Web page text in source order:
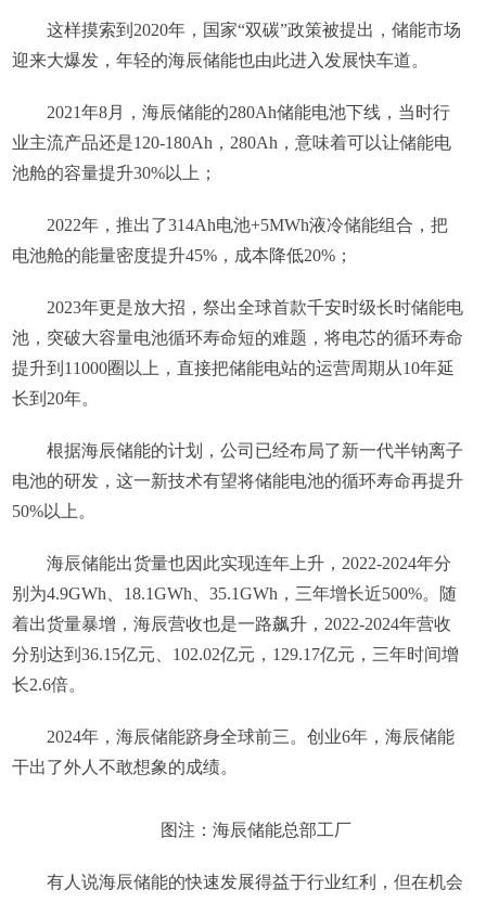
这样摸索到2020年，国家“双碳”政策被提出，储能市场
迎来大爆发，年轻的海辰储能也由此进入发展快车道。
2021年8月，海辰储能的280Ah储能电池下线，当时行
业主流产品还是120-180Ah，280Ah，意味着可以让储能电
池舱的容量提升30%以上；
2022年，推出了314Ah电池+5MWh液冷储能组合，把
电池舱的能量密度提升45%，成本降低20%；
2023年更是放大招，祭出全球首款千安时级长时储能电
池，突破大容量电池循环寿命短的难题，将电芯的循环寿命
提升到11000圈以上，直接把储能电站的运营周期从10年延
长到20年。
根据海辰储能的计划，公司已经布局了新一代半钠离子
电池的研发，这一新技术有望将储能电池的循环寿命再提升
50%以上。
海辰储能出货量也因此实现连年上升，2022-2024年分
别为4.9GWh、18.1GWh、35.1GWh，三年增长近500%。随
着出货量暴增，海辰营收也是一路飙升，2022-2024年营收
分别达到36.15亿元、102.02亿元，129.17亿元，三年时间增
长2.6倍。
2024年，海辰储能跻身全球前三。创业6年，海辰储能
干出了外人不敢想象的成绩。
图注：海辰储能总部工厂
有人说海辰储能的快速发展得益于行业红利，但在机会